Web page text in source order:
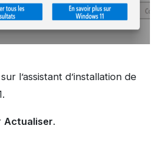
l’assistant d’installation de
Actualiser.